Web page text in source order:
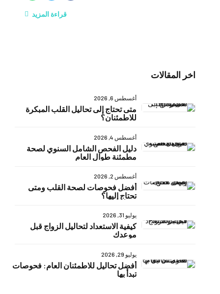
قراءة المزيد
اخر المقالات
أغسطس 6, 2026
متى تحتاج إلى تحاليل القلب المبكرة
للاطمئنان؟
أغسطس 4, 2026
دليل الفحص الشامل السنوي لصحة
مطمئنة طوال العام
أغسطس 2, 2026
أفضل فحوصات لصحة القلب ومتى
تحتاج إليها؟
يوليو 31, 2026
كيفية الاستعداد لتحاليل الزواج قبل
موعدك
يوليو 29, 2026
أفضل تحاليل للاطمئنان العام: فحوصات
تبدأ بها